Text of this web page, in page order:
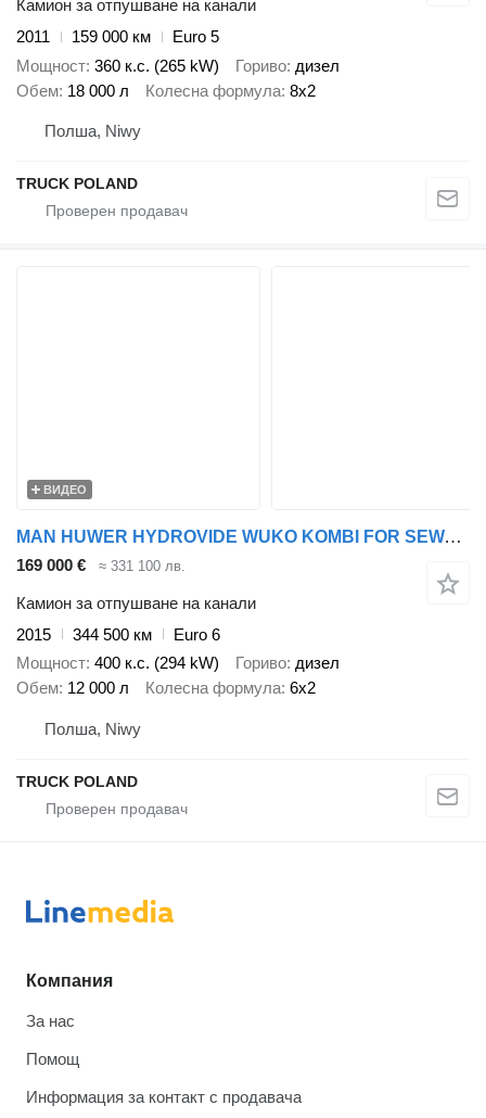
Камион за отпушване на канали
2011
159 000 км
Euro 5
Мощност 360 к.с. (265 kW) Гориво дизел
Обем 18 000 л Колесна формула 8x2
Полша, Niwy
TRUCK POLAND
ВИДЕО
MAN HUWER HYDROVIDE WUKO KOMBI FOR SEWAGE CLEANING
169 000 € ≈ 331 100 лв.
Камион за отпушване на канали
2015
344 500 км
Euro 6
Мощност 400 к.с. (294 kW) Гориво дизел
Обем 12 000 л Колесна формула 6x2
Полша, Niwy
TRUCK POLAND
Компания
За нас
Помощ
Информация за контакт с продавача